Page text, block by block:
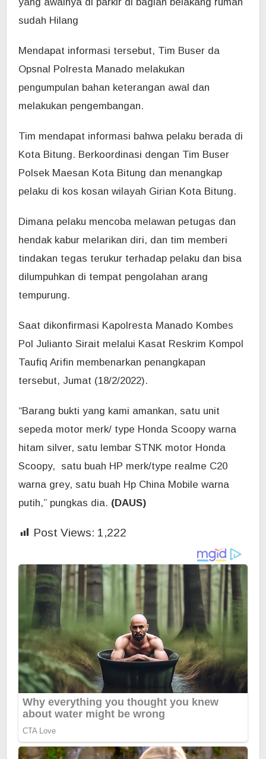
sudah Hilang
Mendapat informasi tersebut, Tim Buser da
Opsnal Polresta Manado melakukan
pengumpulan bahan keterangan awal dan
melakukan pengembangan.
Tim mendapat informasi bahwa pelaku berada di
Kota Bitung. Berkoordinasi dengan Tim Buser
Polsek Maesan Kota Bitung dan menangkap
pelaku di kos kosan wilayah Girian Kota Bitung.
Dimana pelaku mencoba melawan petugas dan
hendak kabur melarikan diri, dan tim memberi
tindakan tegas terukur terhadap pelaku dan bisa
dilumpuhkan di tempat pengolahan arang
tempurung.
Saat dikonfirmasi Kapolresta Manado Kombes
Pol Julianto Sirait melalui Kasat Reskrim Kompol
Taufiq Arifin membenarkan penangkapan
tersebut, Jumat (18/2/2022).
“Barang bukti yang kami amankan, satu unit
sepeda motor merk/ type Honda Scoopy warna
hitam silver, satu lembar STNK motor Honda
Scoopy, satu buah HP merk/type realme C20
warna grey, satu buah Hp China Mobile warna
putih,” pungkas dia. (DAUS)
Post Views: 1,222